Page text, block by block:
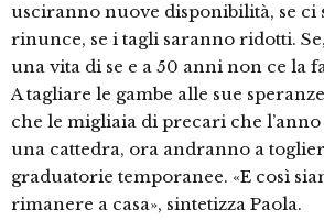
usciranno nuove disponibilità, se ci
rinunce, se i tagli saranno ridotti.
una vita di se e a 50 anni non ce la
A tagliare le gambe alle sue
che le migliaia di precari che
una cattedra, ora andranno a
graduatorie temporanee. «E così
rimanere a casa», sintetizza Paola.